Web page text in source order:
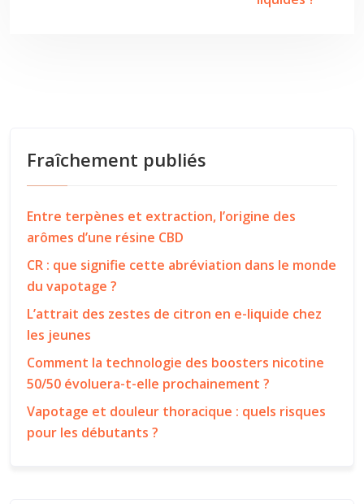
Fraîchement publiés
Entre terpènes et extraction, l’origine des
arômes d’une résine CBD
CR : que signifie cette abréviation dans le monde
du vapotage ?
L’attrait des zestes de citron en e-liquide chez
les jeunes
Comment la technologie des boosters nicotine
50/50 évoluera-t-elle prochainement ?
Vapotage et douleur thoracique : quels risques
pour les débutants ?